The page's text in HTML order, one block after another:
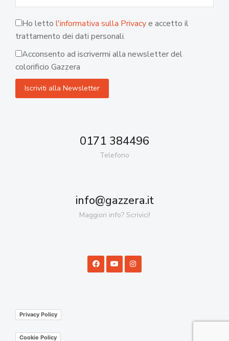
Ho letto l'informativa sulla Privacye accetto il
trattamento dei dati personali.
Acconsento ad iscrivermi alla newsletter del
colorificio Gazzera
0171 384496
Telefono
info@gazzera.it
Maggiori info? Scrivici!
Privacy Policy
Cookie Policy